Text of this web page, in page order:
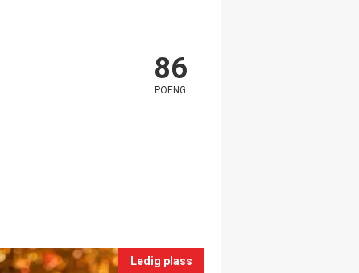
86
POENG
Ledig plass